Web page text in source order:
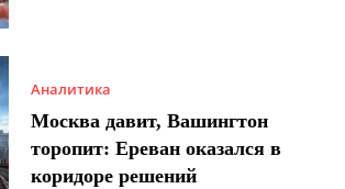
Аналитика
Москва давит, Вашингтон
торопит: Ереван оказался в
коридоре решений